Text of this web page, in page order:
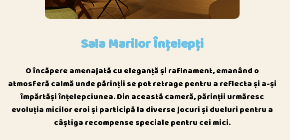
Sala Marilor Înțelepți
O încăpere amenajată cu eleganță și rafinament, emanând o
atmosferă calmă unde părinții se pot retrage pentru a reflecta și a-și
împărtăși înțelepciunea. Din această cameră, părinții urmăresc
evoluția micilor eroi și participă la diverse jocuri și dueluri pentru a
câștiga recompense speciale pentru cei mici.